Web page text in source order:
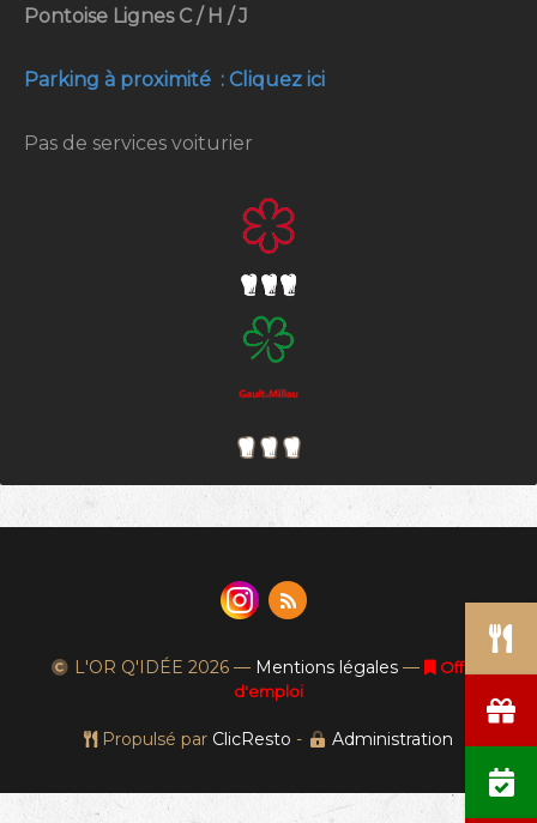
Pontoise Lignes C / H / J
Parking à proximité : Cliquez ici
Pas de services voiturier
L'OR Q'IDÉE 2026 — Mentions légales —
Offres
d'emploi
Propulsé par ClicResto - Administration